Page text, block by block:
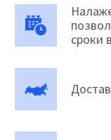
сроки